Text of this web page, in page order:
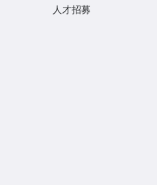
人才招募